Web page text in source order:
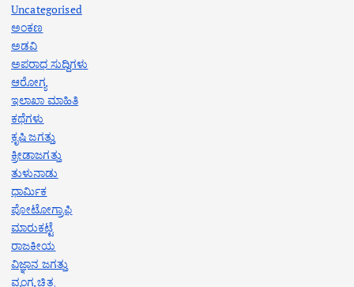
Uncategorised
ಅಂಕಣ
ಅಡವಿ
ಅಪರಾಧ ಸುದ್ದಿಗಳು
ಆರೋಗ್ಯ
ಇಲಾಖಾ ಮಾಹಿತಿ
ಕಥೆಗಳು
ಕೃಷಿ ಜಗತ್ತು
ಕ್ರೀಡಾಜಗತ್ತು
ತುಳುನಾಡು
ಧಾರ್ಮಿಕ
ಪೋಟೋಗ್ರಾಫಿ
ಮಾರುಕಟ್ಟೆ
ರಾಜಕೀಯ
ವಿಜ್ಞಾನ ಜಗತ್ತು
ವ್ಯಂಗ್ಯ ಚಿತ್ರ